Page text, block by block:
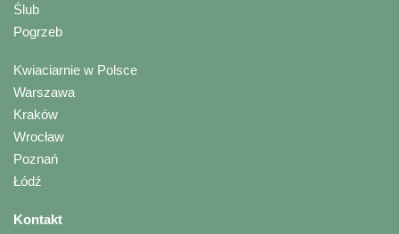
Ślub
Pogrzeb
Kwiaciarnie w Polsce
Warszawa
Kraków
Wrocław
Poznań
Łódź
Kontakt